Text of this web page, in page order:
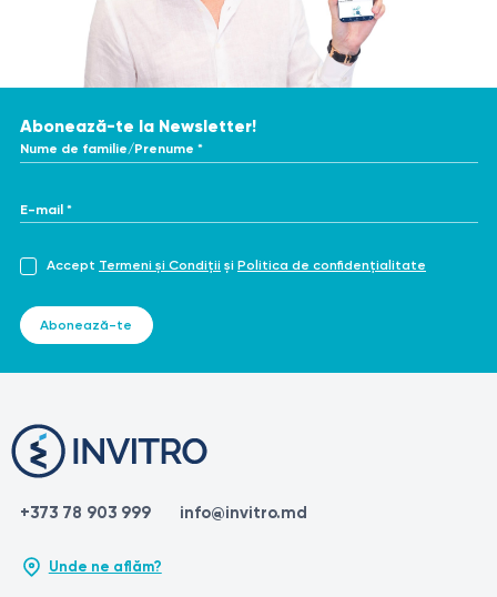
Abonează-te la Newsletter!
Nume de familie/Prenume *
E-mail *
Accept Termeni și Condiții și Politica de confidențialitate
Abonează-te
+373 78 903 999 info@invitro.md
Unde ne aflăm?